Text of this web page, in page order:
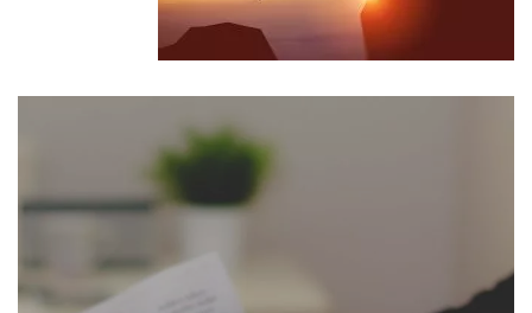
כנסים ואירועים
לכל העוסקים בתעשיית הסמיקונדקטור כולל מהנדסים,